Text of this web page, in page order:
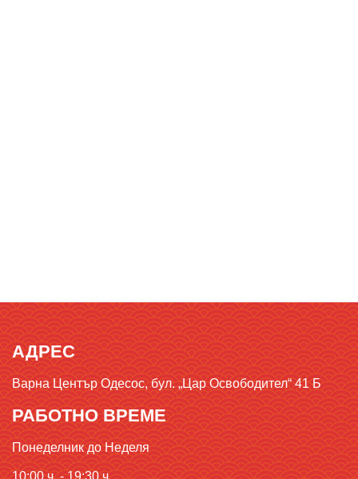
АДРЕС
Варна Център Одесос, бул. „Цар Освободител“ 41 Б
РАБОТНО ВРЕМЕ
Понеделник до Неделя
10:00 ч. - 19:30 ч.